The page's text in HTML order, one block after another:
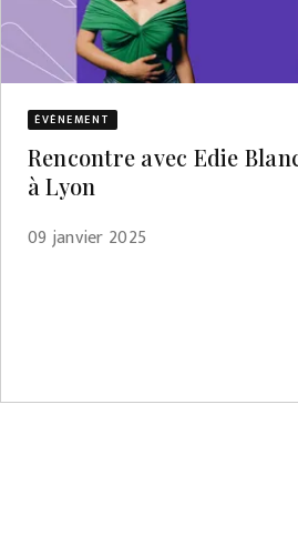
ÉVÈNEMENT
Rencontre avec Edie
à Lyon
09 janvier 2025